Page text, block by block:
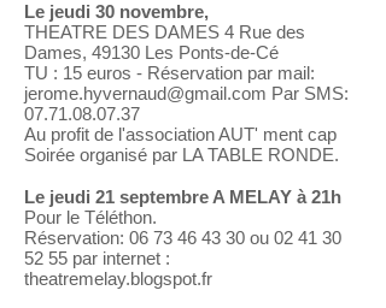
Le jeudi 30 novembre,
THEATRE DES DAMES 4 Rue des
Dames, 49130 Les Ponts-de-Cé
TU : 15 euros - Réservation par mail:
jerome.hyvernaud@gmail.com Par SMS:
07.71.08.07.37
Au profit de l'association AUT' ment cap
Soirée organisé par LA TABLE RONDE.
Le jeudi 21 septembre A MELAY à 21h
Pour le Téléthon.
Réservation: 06 73 46 43 30 ou 02 41 30
52 55 par internet :
theatremelay.blogspot.fr